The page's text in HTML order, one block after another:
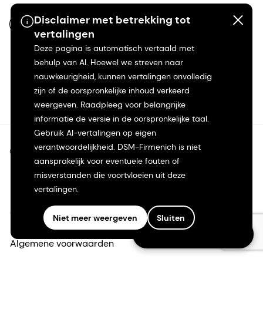
Follow us on LinkedIn
Disclaimer met betrekking tot
vertalingen
Deze pagina is automatisch vertaald met
behulp van AI. Hoewel we streven naar
nauwkeurigheid, kunnen vertalingen onvolledig
zijn of de oorspronkelijke inhoud verkeerd
weergeven. Raadpleeg voor belangrijke
informatie de versie in de oorspronkelijke taal.
Gebruik AI-vertalingen op eigen
verantwoordelijkheid. DSM-Firmenich is niet
aansprakelijk voor eventuele fouten of
misverstanden die voortvloeien uit deze
vertalingen.
Niet meer weergeven Sluiten
NL-NL
©2026 dsm-firmenich. Alle rechten voorbehouden.
Privacyverklaring
Gebruiksvoorwaarden
Algemene voorwaarden